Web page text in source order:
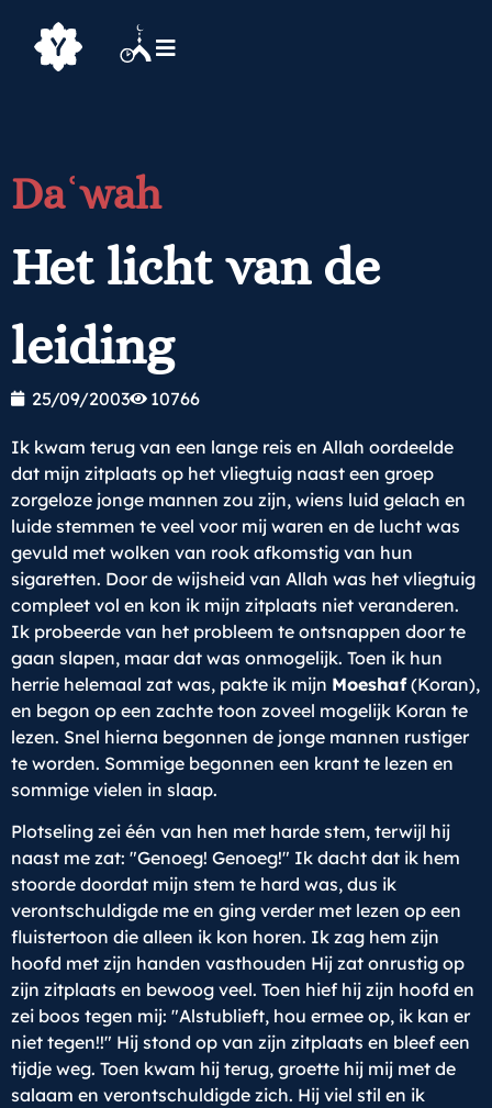
Daʿwah
Het licht van de
leiding
25/09/2003 10766
Ik kwam terug van een lange reis en Allah oordeelde
dat mijn zitplaats op het vliegtuig naast een groep
zorgeloze jonge mannen zou zijn, wiens luid gelach en
luide stemmen te veel voor mij waren en de lucht was
gevuld met wolken van rook afkomstig van hun
sigaretten. Door de wijsheid van Allah was het vliegtuig
compleet vol en kon ik mijn zitplaats niet veranderen.
Ik probeerde van het probleem te ontsnappen door te
gaan slapen, maar dat was onmogelijk. Toen ik hun
herrie helemaal zat was, pakte ik mijn Moeshaf(Koran),
en begon op een zachte toon zoveel mogelijk Koran te
lezen. Snel hierna begonnen de jonge mannen rustiger
te worden. Sommige begonnen een krant te lezen en
sommige vielen in slaap.
Plotseling zei één van hen met harde stem, terwijl hij
naast me zat: "Genoeg! Genoeg!" Ik dacht dat ik hem
stoorde doordat mijn stem te hard was, dus ik
verontschuldigde me en ging verder met lezen op een
fluistertoon die alleen ik kon horen. Ik zag hem zijn
hoofd met zijn handen vasthouden Hij zat onrustig op
zijn zitplaats en bewoog veel. Toen hief hij zijn hoofd en
zei boos tegen mij: "Alstublieft, hou ermee op, ik kan er
niet tegen!!" Hij stond op van zijn zitplaats en bleef een
tijdje weg. Toen kwam hij terug, groette hij mij met de
salaam en verontschuldigde zich. Hij viel stil en ik